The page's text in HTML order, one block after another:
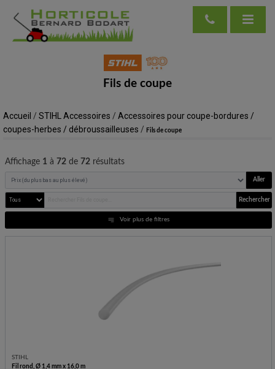
Fils de coupe
Accueil / STIHL Accessoires / Accessoires pour coupe-bordures /
coupes-herbes / débroussailleuses / Fils de coupe
Affichage 1à 72de 72résultats
Aller
Rechercher
Voir plus de filtres
STIHL
Fil rond, Ø 1,4 mm x 16,0 m